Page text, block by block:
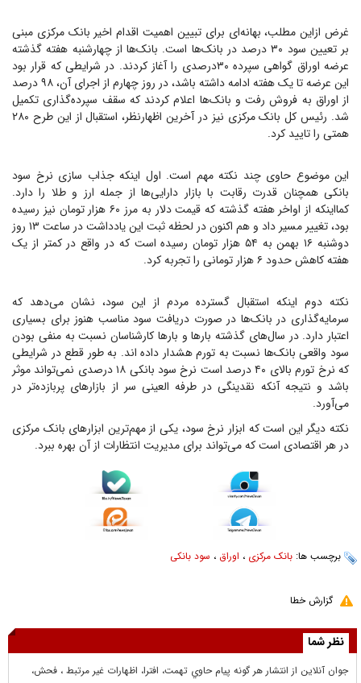
غرض ازاین مطلب، بهانه‌ای برای تبیین اهمیت اقدام اخیر بانک مرکزی مبنی
بر تعیین سود ۳۰ درصد در بانک‌ها است. بانک‌ها از چهارشنبه هفته گذشته
عرضه اوراق گواهی سپرده ۳۰درصدی را آغاز کردند. در شرایطی که قرار بود
این عرضه تا یک هفته ادامه داشته باشد، در روز چهارم از اجرای آن، ۹۸ درصد
از اوراق به فروش رفت و بانک‌ها اعلام کردند که سقف سپرده‌گذاری تکمیل
شد. رئیس کل بانک مرکزی نیز در آخرین اظهارنظر، استقبال از این طرح ۲۸۰
همتی را تایید کرد.
این موضوع حاوی چند نکته مهم است. اول اینکه جذاب سازی نرخ سود
بانکی همچنان قدرت رقابت با بازار دارایی‌ها از جمله ارز و طلا را دارد.
کمااینکه از اواخر هفته گذشته که قیمت دلار به مرز ۶۰ هزار تومان نیز رسیده
بود، تغییر مسیر داد و هم اکنون در لحظه ثبت این یادداشت در ساعت ۱۳ روز
دوشنبه ۱۶ بهمن به ۵۴ هزار تومان رسیده است که در واقع در کمتر از یک
هفته کاهش حدود ۶ هزار تومانی را تجربه کرد.
نکته دوم اینکه استقبال گسترده مردم از این سود، نشان می‌دهد که
سرمایه‌گذاری در بانک‌ها در صورت دریافت سود مناسب هنوز برای بسیاری
اعتبار دارد. در سال‌های گذشته بار‌ها و بار‌ها کارشناسان نسبت به منفی بودن
سود واقعی بانک‌ها نسبت به تورم هشدار داده اند. به طور قطع در شرایطی
که نرخ تورم بالای ۴۰ درصد است نرخ سود بانکی ۱۸ درصدی نمی‌تواند موثر
باشد و نتیجه آنکه نقدینگی در طرفه العینی سر از بازار‌های پربازده‌تر در
می‌آورد.
نکته دیگر این است که ابزار نرخ سود، یکی از مهم‌ترین ابزار‌های بانک مرکزی
در هر اقتصادی است که می‌تواند برای مدیریت انتظارات از آن بهره ببرد.
برچسب ها: بانک مرکزی ، اوراق ، سود بانکی
گزارش خطا
نظر شما
جوان آنلاين از انتشار هر گونه پيام حاوي تهمت، افترا، اظهارات غير مرتبط ، فحش،